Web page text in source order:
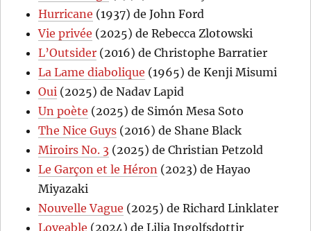
Hurricane (1937) de John Ford
Vie privée (2025) de Rebecca Zlotowski
L’Outsider (2016) de Christophe Barratier
La Lame diabolique (1965) de Kenji Misumi
Oui (2025) de Nadav Lapid
Un poète (2025) de Simón Mesa Soto
The Nice Guys (2016) de Shane Black
Miroirs No. 3 (2025) de Christian Petzold
Le Garçon et le Héron (2023) de Hayao
Miyazaki
Nouvelle Vague (2025) de Richard Linklater
Loveable (2024) de Lilja Ingolfsdottir